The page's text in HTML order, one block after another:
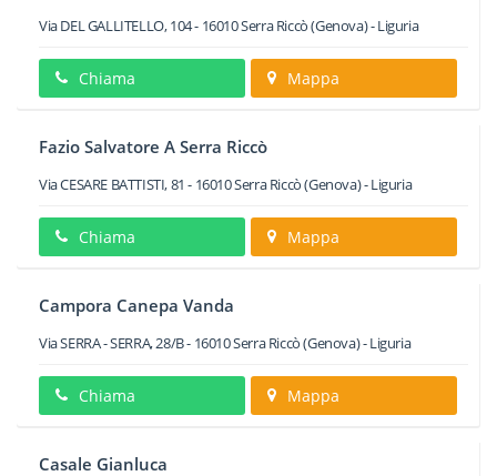
Via DEL GALLITELLO, 104- 16010Serra Riccò(Genova) -Liguria
Chiama Mappa
Fazio Salvatore A Serra Riccò
Via CESARE BATTISTI, 81 - 16010Serra Riccò(Genova) -Liguria
Chiama Mappa
Campora Canepa Vanda
Via SERRA - SERRA, 28/B- 16010Serra Riccò(Genova) -Liguria
Chiama Mappa
Casale Gianluca